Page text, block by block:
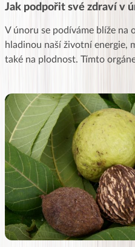
Jak podpořit své zdraví v
V únoru se podíváme blíže na
hladinou naší životní energie,
také na plodnost. Tímto